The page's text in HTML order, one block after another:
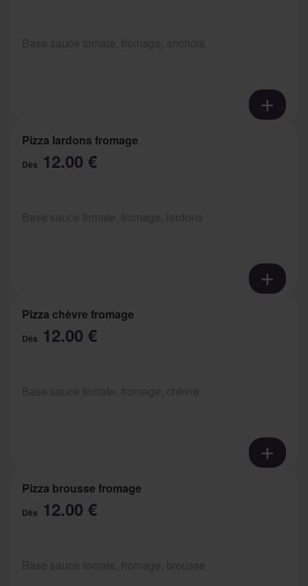
Pizza lardons fromage
Dès 12.00 €
Pizza chèvre fromage
Dès 12.00 €
Pizza brousse fromage
Dès 12.00 €